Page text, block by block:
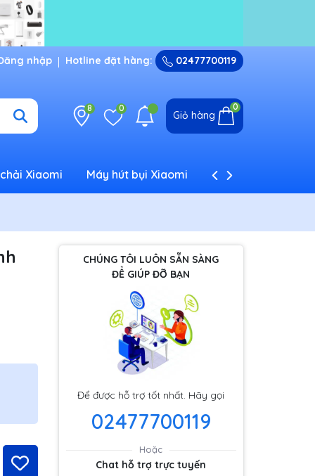
nhập Hotline đặt hàng: 02477700119
8 0
Giỏ hàng
0
Xiaomi Máy hút bụi Xiaomi Máy tạo ẩm Xiaomi
CHÚNG TÔI LUÔN SẴN SÀNG
ĐỂ GIÚP ĐỠ BẠN
Để được hỗ trợ tốt nhất. Hãy gọi
02477700119
Hoặc
Chat hỗ trợ trực tuyến